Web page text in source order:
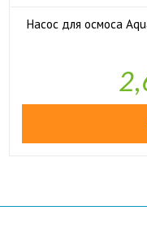
Насос для осмоса